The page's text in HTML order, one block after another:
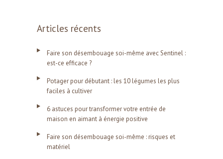
Articles récents
Faire son désembouage soi-même avec Sentinel :
est-ce efficace ?
Potager pour débutant : les 10 légumes les plus
faciles à cultiver
6 astuces pour transformer votre entrée de
maison en aimant à énergie positive
Faire son désembouage soi-même : risques et
matériel